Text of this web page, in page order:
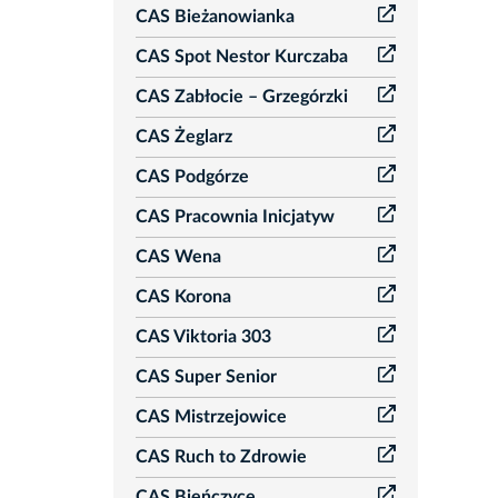
CAS Bieżanowianka
CAS Spot Nestor Kurczaba
CAS Zabłocie – Grzegórzki
CAS Żeglarz
CAS Podgórze
CAS Pracownia Inicjatyw
CAS Wena
CAS Korona
CAS Viktoria 303
CAS Super Senior
CAS Mistrzejowice
CAS Ruch to Zdrowie